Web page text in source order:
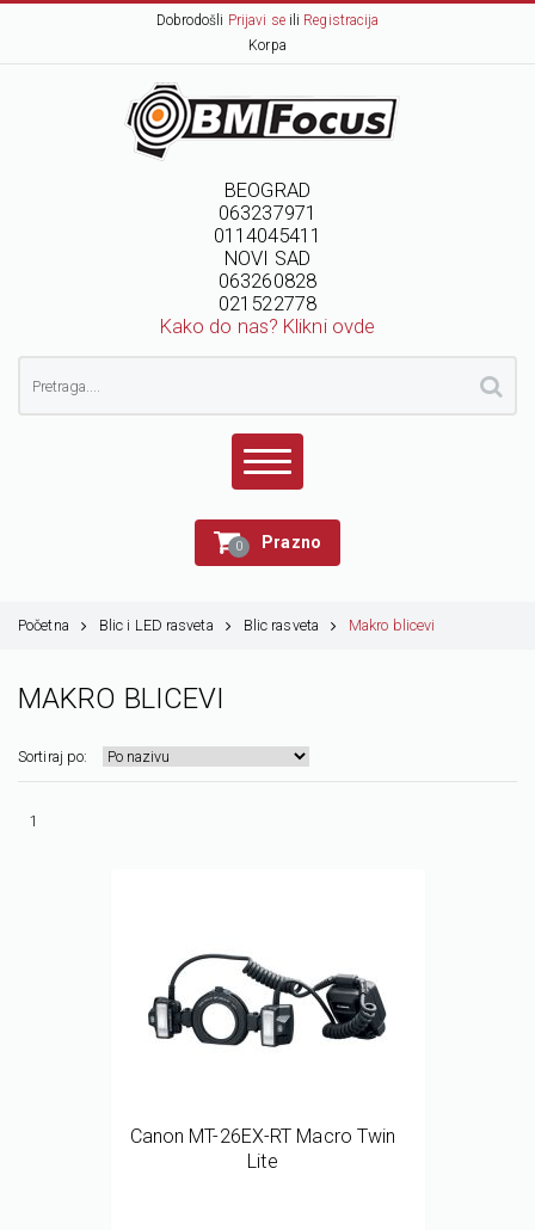
Dobrodošli Prijavi seili Registracija
Korpa
BEOGRAD
063237971
0114045411
NOVI SAD
063260828
021522778
Kako do nas? Klikni ovde
0 Prazno
Početna Blic i LED rasveta Blic rasveta Makro blicevi
MAKRO BLICEVI
Sortiraj po:
1
Canon MT-26EX-RT Macro Twin
Lite